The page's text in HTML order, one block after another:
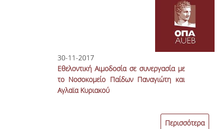
30-11-2017
Εθελοντική Αιμοδοσία σε συνεργασία με
το Νοσοκομείο Παίδων Παναγιώτη και
Αγλαϊα Κυριακού
Περισσότερα